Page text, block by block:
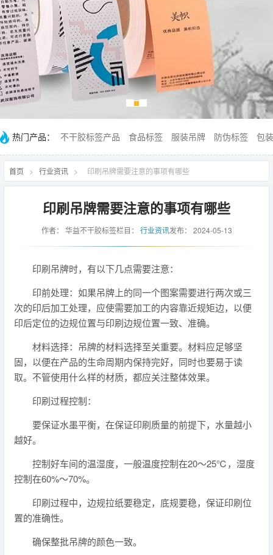
热门产品： 不干胶标签产品 食品标签 服装吊牌 防伪标签 包
首页 > 行业资讯 > 印刷吊牌需要注意的事项有哪些
印刷吊牌需要注意的事项有哪些
作者： 华益不干胶标签栏目： 行业资讯发布： 2024-05-13
印刷吊牌时，有以下几点需要注意：
印前处理：如果吊牌上的同一个图案需要进行两次或三
次的印后加工处理，应使需要加工的内容靠近规矩边，以便
印后定位的边规位置与印刷边规位置一致、准确。
材料选择：吊牌的材料选择至关重要。材料应足够坚
固，以便在产品的生命周期内保持完好，同时也要易于读
取。不管使用什么样的材质，都应关注整体效果。
印刷过程控制：
要保证水墨平衡，在保证印刷质量的前提下，水量越小
越好。
控制好车间的温湿度，一般温度控制在20～25℃，湿度
控制在60%～70%。
印刷过程中，边规拉纸要稳定，底规要稳，保证印刷位
置的准确性。
确保整批吊牌的颜色一致。